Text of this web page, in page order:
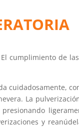
cumplimiento de
La
y